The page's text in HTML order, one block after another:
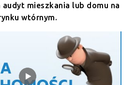
mieszkania lub domu na
wtórnym.